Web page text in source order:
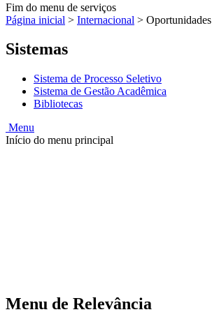
Fim do menu de serviços
Página inicial > Internacional > Oportunidades
Sistemas
Sistema de Processo Seletivo
Sistema de Gestão Acadêmica
Bibliotecas
Menu
Início do menu principal
Menu de Relevância